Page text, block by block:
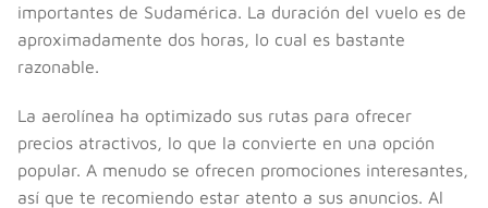
importantes de Sudamérica. La duración del vuelo es de
aproximadamente dos horas, lo cual es bastante
razonable.
La aerolínea ha optimizado sus rutas para ofrecer
precios atractivos, lo que la convierte en una opción
popular. A menudo se ofrecen promociones interesantes,
así que te recomiendo estar atento a sus anuncios. Al